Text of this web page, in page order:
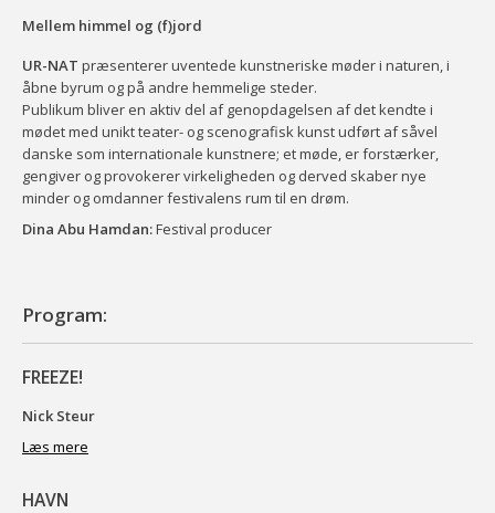
Mellem himmel og (f)jord
UR-NAT præsenterer uventede kunstneriske møder i naturen, i
åbne byrum og på andre hemmelige steder.
Publikum bliver en aktiv del af genopdagelsen af det kendte i
mødet med unikt teater- og scenografisk kunst udført af såvel
danske som internationale kunstnere; et møde, er forstærker,
gengiver og provokerer virkeligheden og derved skaber nye
minder og omdanner festivalens rum til en drøm.
Dina Abu Hamdan:Festival producer
Program:
FREEZE!
Nick Steur
Læs mere
HAVN